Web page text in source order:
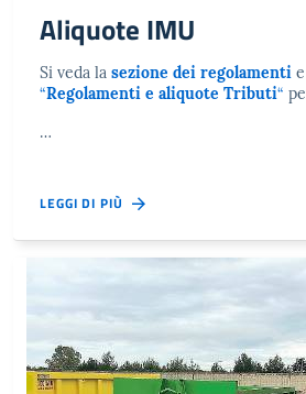
Aliquote IMU
Si veda la sezione dei regolamenti
“Regolamenti e aliquote Tributi“
…
LEGGI DI PIÙ